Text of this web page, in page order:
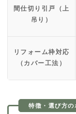
間仕切り引戸（上
吊り）
リフォーム枠対応
（カバー工法）